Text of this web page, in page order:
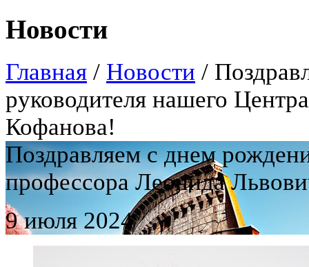
Новости
Главная / Новости /
руководителя нашего
Кофанова!
Поздравляем с днем
профессора Леонида
9 июля 2024